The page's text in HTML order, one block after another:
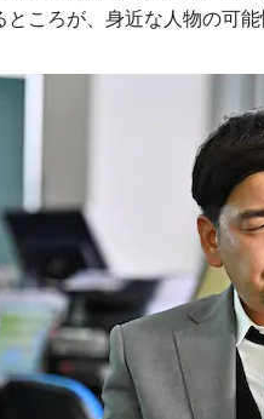
ころが、身近な人物の可能